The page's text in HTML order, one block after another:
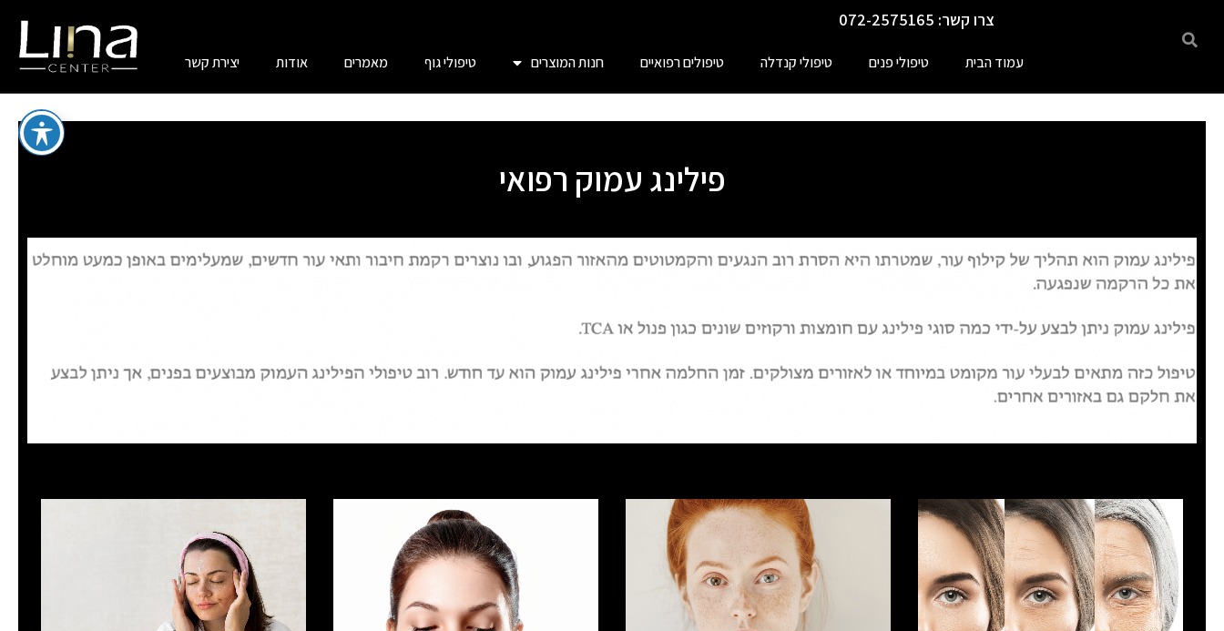
צרו קשר: 072-2575165
עמוד הבית טיפולי פנים טיפולי קנדלה טיפולים רפואיים חנות המוצרים טיפולי גוף מאמרים אודות יצירת קשר
פילינג עמוק רפואי